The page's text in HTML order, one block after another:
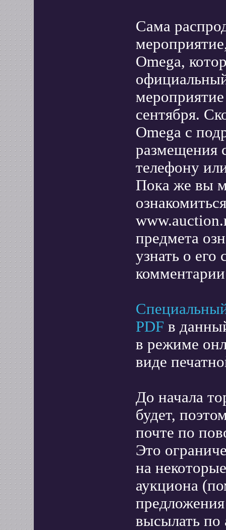
Сама
Omega,
сентября.
Omega с
размещения
телефону
Пока же вы
предмета
узнать о его
PDF в
в режиме
виде
До начала
будет,
почте по
Это
на
аукциона
высылать по